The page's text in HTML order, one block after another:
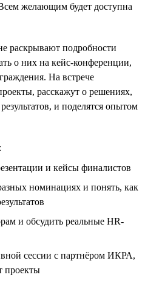
желающим будет доступна
раскрывают подробности
о них на кейс-конференции,
На встрече
расскажут о решениях,
и поделятся опытом
и кейсы финалистов
номинациях и понять, как
и обсудить реальные HR-
сессии с партнёром ИКРА,
проекты